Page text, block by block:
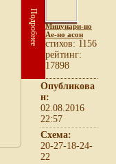
Подробнее
Мицунари-но
Ае-но асон
cтихов: 1156
рейтинг:
17898
Опубликова
н:
02.08.2016
22:57
Схема:
20-27-18-24-
22